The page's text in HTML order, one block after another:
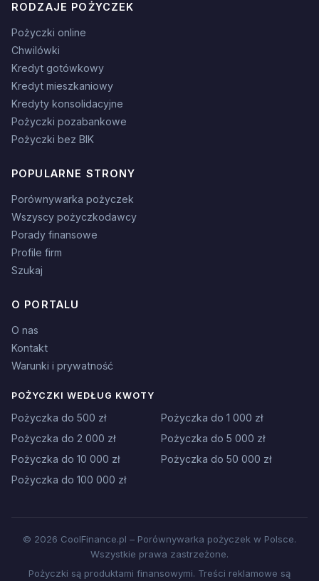
RODZAJE POŻYCZEK
Pożyczki online
Chwilówki
Kredyt gotówkowy
Kredyt mieszkaniowy
Kredyty konsolidacyjne
Pożyczki pozabankowe
Pożyczki bez BIK
POPULARNE STRONY
Porównywarka pożyczek
Wszyscy pożyczkodawcy
Porady finansowe
Profile firm
Szukaj
O PORTALU
O nas
Kontakt
Warunki i prywatność
POŻYCZKI WEDŁUG KWOTY
Pożyczka do 500 zł
Pożyczka do 1 000 zł
Pożyczka do 2 000 zł
Pożyczka do 5 000 zł
Pożyczka do 10 000 zł
Pożyczka do 50 000 zł
Pożyczka do 100 000 zł
© 2026 CoolFinance.pl – Porównywarka pożyczek w Polsce.
Wszystkie prawa zastrzeżone.
Pożyczki są produktami finansowymi. Treści reklamowe są